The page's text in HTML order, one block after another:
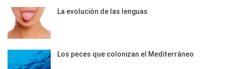
La evolución de las lenguas
Los peces que colonizan el Mediterráneo